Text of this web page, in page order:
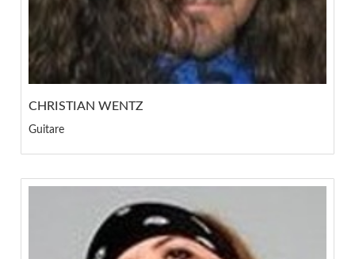
CHRISTIAN WENTZ
Guitare